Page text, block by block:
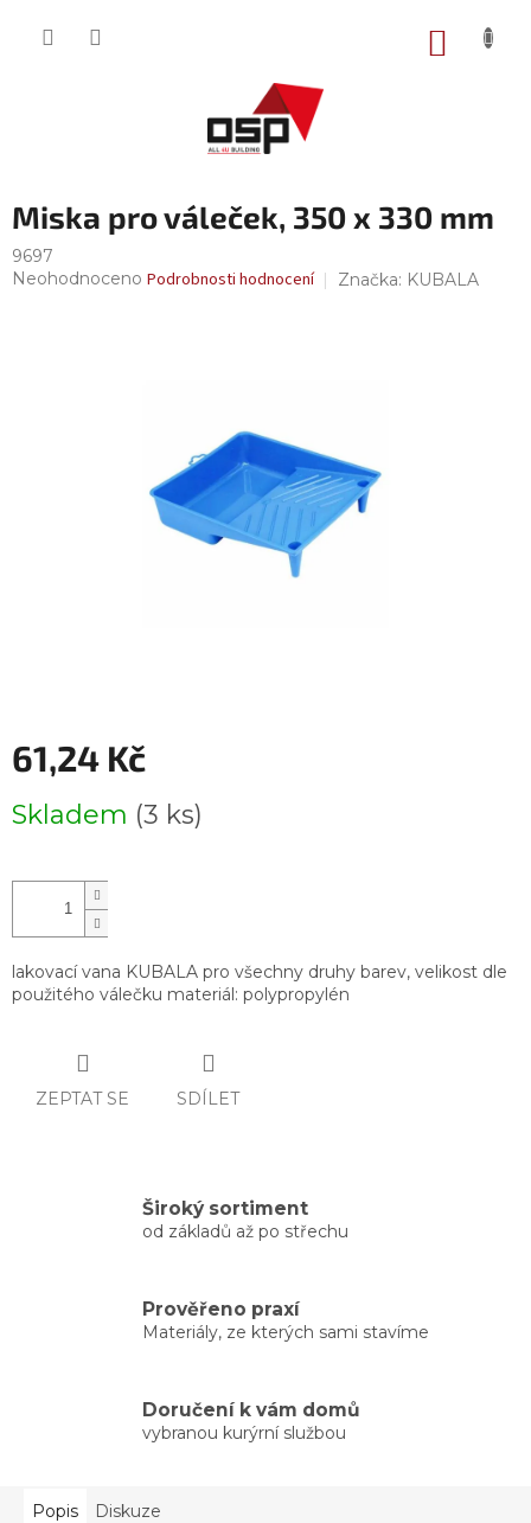
Miska pro váleček, 350 x 330 mm
9697
Průměrné
Neohodnoceno Podrobnosti hodnocení Značka: KUBALA
61,24 Kč
cena:
Skladem (3 ks)
lakovací vana KUBALA pro všechny druhy barev, velikost dle
použitého válečku materiál: polypropylén
ZEPTAT SE SDÍLET
Široký sortiment
od základů až po střechu
Prověřeno praxí
Materiály, ze kterých sami stavíme
Doručení k vám domů
vybranou kurýrní službou
Popis Diskuze